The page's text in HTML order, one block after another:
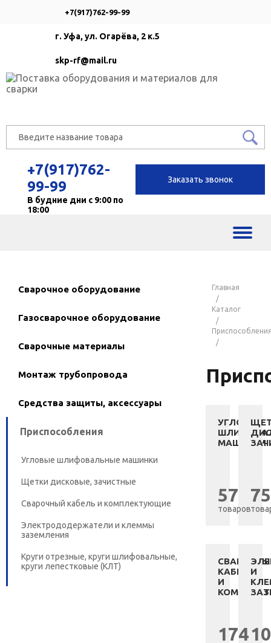
+7(917)762-99-99
г. Уфа, ул. Огарёва, 2 к.5
skp-rf@mail.ru
+7(917)762-
99-99
В будние дни с 9:00 по
18:00
Заказать звонок
Сварочное оборудование
Газосварочное оборудование
Сварочные материалы
Монтаж трубопровода
Средства защиты, аксессуары
Приспособления
Угловые шлифовальные машинки
Щетки дисковые, зачистные
Сварочный кабель и комплектующие
Электрододержатели и клеммы
заземления
Круги отрезные, круги шлифовальные,
круги лепестковые (КЛТ)
Главная
Каталог
УГЛОВЫЕ
МАШИНКИ
57
товаров
75
КАБЕЛЬ
И
174
И